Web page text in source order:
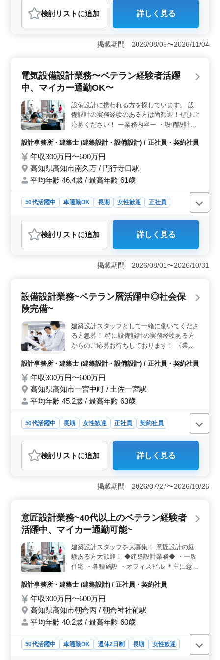
おすすめポイント
＜資格と経験を活かせる職場＞ 2級建築士以上の資格を
持ち、建築設計業務経験が6年以上ある方を募集していま
現地調査、基本設計など幅広い業務に携われる環境で
休暇や夏季休暇、年末年始など長期休暇も充実していま
す。車通勤が可能で、交通費は全額支給されます。月平
均30時間の残業がありますが、働きやすい環境が整って
います。 ＜豊富な福利厚生＞ 資格手当が支給され
るため、資格を活かしてさらに収入を増やせるチャンス
があります。女性も多く活躍している職場で、40代以上
のスタッフが多数在籍しています。働きやすさとキャリ
アアップを両立できる職場です。
検討リスト に追加 詳しく見る
掲載期間 2026/08/05〜2026/11/04
電気設備設計業務〜ベテラン経験者活躍
中、マイカー通勤OK〜
設備設計に携われる方を探しています。 設
備設計の実務経験のある方は尚歓迎！ぜひご
応募ください！ ー業務内容ー ・設備設計業
祉施設、一般住宅の電気設備設計 ・施主様
等との打ち合わせ業務 ・現地調査業務 ・基
本設計/実施設計業務 ・見積もりや積算業務
・引き渡し業務 ＋備考＋ ・週5日勤務 ・社
会保険完備 ・マイカー通勤OK(無料駐車場
ございます) ★経験者急募！40代以上のベテ
ラン層の方大歓迎しております！
設計事務所・建築士 (建築設計・設備設計) / 正社員・契約社員
年収300万円〜600万円
高知県高知市南久万 / 円行寺口駅
平均年齢 46.4歳 / 最高年齢 61歳
50代活躍中 車通勤OK 長期 女性歓迎
正社員
おすすめポイント
＜職務内容＞ この求人では、電気設備設計を中心に多
岐にわたる業務を担当し、技術力を活かして仕事に取り
実務経験が豊富な方にとっては、スキルをさらに発展さ
ています。無料の駐車場が利用できるため、マイカーで
の通勤が可能です。 ＜ワークライフバランス＞ 休
日は土日祝に加えて夏季休業、年末年始、GW休暇などが
あり、プライベートとのバランスを保ちやすいです。月
平均の残業時間は20時間と比較的少なめです。
検討リスト に追加 詳しく見る
掲載期間 2026/08/01〜2026/10/31
設備設計業務~ベテラン層活躍中◎社会保
険完備~
建築設計スタッフとして一緒に働いてくださ
る方急募！ 特に設備設計の実務経験ある方
からのご応募お待ちしております！ 〈業務
案件：ビルや共同住宅の配線電気工事 ・施
主様等との打ち合わせ業務 ・現地調査業務
・基本設計/実施設計業務 ・見積もり作成及
び積算業務 ・引き渡し業務 〈備考〉 ・ 作
業着支給 ・ 交通費支給 ・資格手当支給
(資格取得を応援します！) ＊40代以上のベテ
ラン経験者の方も活躍中！条件面優遇いたし
ます ☆ お気軽にお問い合わせ下さい！ ご
応募お待ちしております♪
設計事務所・建築士 (建築設計・設備設計) / 正社員・契約社員
年収300万円〜600万円
高知県高知市一宮中町 / 土佐一宮駅
平均年齢 45.2歳 / 最高年齢 63歳
50代活躍中 長期 女性歓迎 正社員
契約社員
おすすめポイント
＜ベテランの活躍サポート＞ 経験豊富な方々が、自身
の専門知識と技術を活かし、業務に取り組める環境を提
遇しています。特に設備設計の実務経験が豊富な方から
り、健康面や労災面でもサポートします。また、資格取
得を応援する制度もありますので、スキルアップを目指
す方にも最適な環境です。 ＜設備設計業務の魅力
＞ 建築設計スタッフとして、ビルや共同住宅などの配
線電気工事の設備設計業務に携われます。施主様との打
ち合わせから引き渡し業務まで幅広く担当し、プロジェ
クト全体に貢献できます。
検討リスト に追加 詳しく見る
掲載期間 2026/07/27〜2026/10/26
意匠設計業務~40代以上のベテラン経験者
活躍中、マイカー通勤可能~
建築設計スタッフを大募集！ 意匠設計の経
験ある方大歓迎！ ◆建築設計業務◆ ・一般
住宅 ・各種施設 ・オフィスビル ＊主に意匠
施主打ち合わせ、現地調査、プランニング
・基本設計、実施設計、積算 ・確認申請、
各種書類作成、施工会社選定、設計監理 等
・CAD操作あり ＋備考＋ 作業着支給 交
通費支給 資格手当支給 ＊40代以上のベテ
ラン層の方歓迎 ＊1級建築士をお持ちの方
優遇(資格手当有) ＊マイカー通勤可能、無料
駐車場あり 詳細はお気軽にお問い合わせく
設計事務所・建築士 (建築設計) / 正社員・契約社員
年収300万円〜600万円
高知県高知市朝倉丙 / 朝倉神社前駅
平均年齢 40.2歳 / 最高年齢 60歳
50代活躍中 車通勤OK 週休2日制 長期
女性歓迎